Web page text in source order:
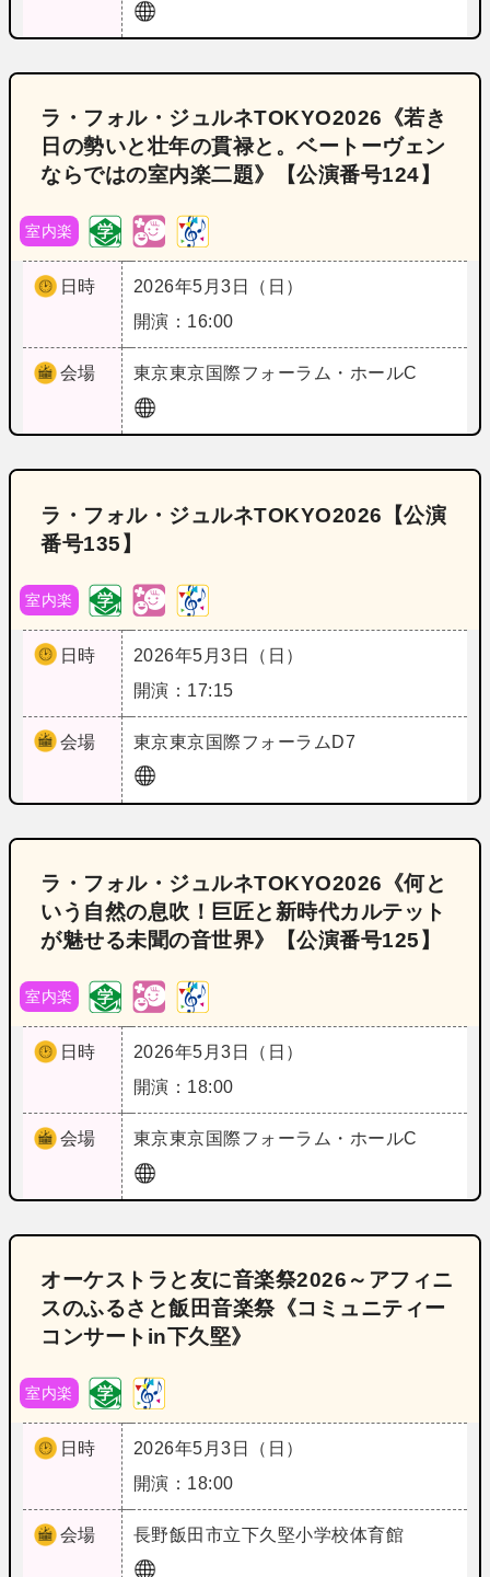
ラ・フォル・ジュルネTOKYO2026《若き
日の勢いと壮年の貫禄と。ベートーヴェン
ならではの室内楽二題》【公演番号124】
室内楽
日時
2026年5月3日（日）
開演：16:00
会場 東京東京国際フォーラム・ホールC
ラ・フォル・ジュルネTOKYO2026【公演
番号135】
室内楽
日時
2026年5月3日（日）
開演：17:15
会場 東京東京国際フォーラムD7
ラ・フォル・ジュルネTOKYO2026《何と
いう自然の息吹！巨匠と新時代カルテット
が魅せる未聞の音世界》【公演番号125】
室内楽
日時
2026年5月3日（日）
開演：18:00
会場 東京東京国際フォーラム・ホールC
オーケストラと友に音楽祭2026～アフィニ
スのふるさと飯田音楽祭《コミュニティー
コンサートin下久堅》
室内楽
日時
2026年5月3日（日）
開演：18:00
会場 長野飯田市立下久堅小学校体育館